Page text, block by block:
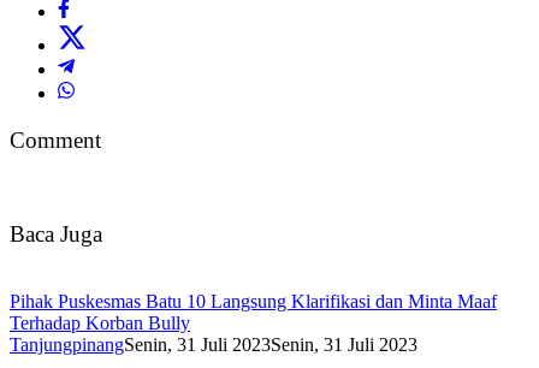
Comment
Baca Juga
Pihak Puskesmas Batu 10 Langsung Klarifikasi dan Minta Maaf
Terhadap Korban Bully
TanjungpinangSenin, 31 Juli 2023Senin, 31 Juli 2023